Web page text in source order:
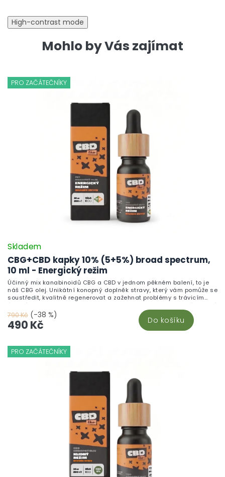
High-contrast mode
Mohlo by Vás zajímat
PRO ZAČÁTEČNÍKY
CBG+CBD kapky 10% (5+5%) broad spectrum,
10 ml - Energický režim
Skladem
790 Kč (-38 %)
490 Kč Do košíku
Účinný mix kanabinoidů CBG a CBD v jednom pěkném balení, to je
náš CBG olej. Unikátní konopný doplněk stravy, který vám pomůže se
soustředit, kvalitně regenerovat a zažehnat problémy s trávicím
ústrojím. Jedna kapka obsahuje 2 mg CBG a 2 mg CBD. A v čem tkví
potenciál kombinace CBG a CBD oleje?
PRO ZAČÁTEČNÍKY